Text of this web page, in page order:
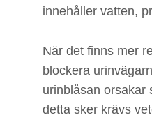
innehåller vatten,
När det finns mer
blockera
urinblåsan orsakar
detta sker krävs